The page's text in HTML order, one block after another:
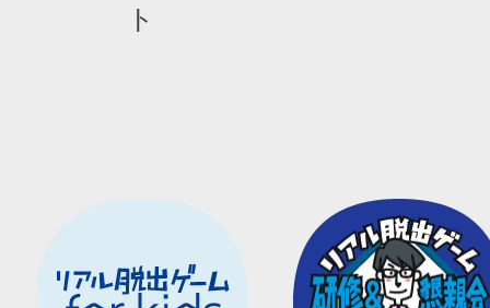
ト